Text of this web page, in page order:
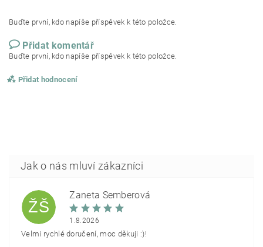
Buďte první, kdo napíše příspěvek k této položce.
Přidat komentář
Buďte první, kdo napíše příspěvek k této položce.
Přidat hodnocení
ŽŠ
Žaneta Šemberová
1.8.2026
Velmi rychlé doručení, moc děkuji :)!